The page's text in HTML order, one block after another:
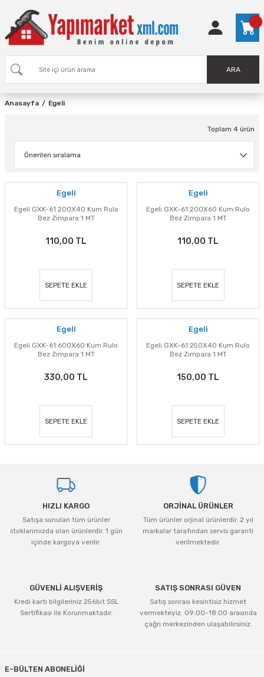
ARA
Anasayfa Egeli
Toplam 4 ürün
Egeli
Egeli GXK-61 200X40 Kum Rulo
Bez Zımpara 1 MT
110,00 TL
SEPETE EKLE
Egeli
Egeli GXK-61 200X60 Kum Rulo
Bez Zımpara 1 MT
110,00 TL
SEPETE EKLE
Egeli
Egeli GXK-61 600X60 Kum Rulo
Bez Zımpara 1 MT
330,00 TL
SEPETE EKLE
Egeli
Egeli GXK-61 250X40 Kum Rulo
Bez Zımpara 1 MT
150,00 TL
SEPETE EKLE
HIZLI KARGO
Satışa sunulan tüm ürünler
stoklarımızda olan ürünlerdir. 1 gün
içinde kargoya verilir.
ORJİNAL ÜRÜNLER
Tüm ürünler orjinal ürünlerdir. 2 yıl
markalar tarafından servis garanti
verilmektedir.
GÜVENLİ ALIŞVERİŞ
Kredi kartı bilgileriniz 256bit SSL
Sertifikası ile Korunmaktadır.
SATIŞ SONRASI GÜVEN
Satış sonrası kesintisiz hizmet
vermekteyiz. 09:00-18:00 arasında
çağrı merkezinden ulaşabilirsiniz.
E-BÜLTEN ABONELİĞİ